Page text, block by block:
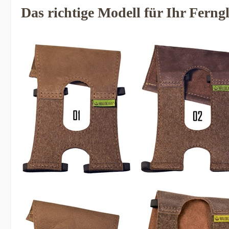
Das richtige Modell für Ihr